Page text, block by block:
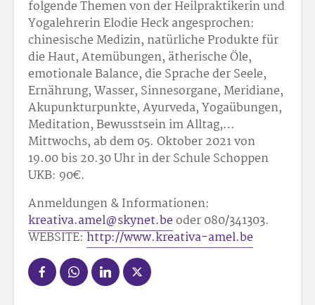
folgende Themen von der Heilpraktikerin und
Yogalehrerin Elodie Heck angesprochen:
chinesische Medizin, natürliche Produkte für
die Haut, Atemübungen, ätherische Öle,
emotionale Balance, die Sprache der Seele,
Ernährung, Wasser, Sinnesorgane, Meridiane,
Akupunkturpunkte, Ayurveda, Yogaübungen,
Meditation, Bewusstsein im Alltag,…
Mittwochs, ab dem 05. Oktober 2021 von
19.00 bis 20.30 Uhr in der Schule Schoppen
UKB: 90€.
Anmeldungen & Informationen:
kreativa.amel@skynet.beoder 080/341303.
WEBSITE: http://www.kreativa-amel.be